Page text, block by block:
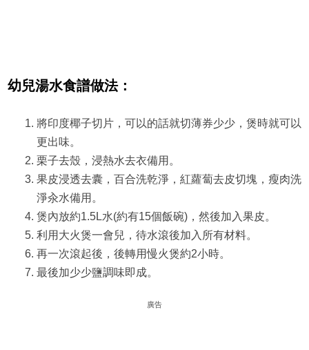
幼兒湯水食譜做法：
將印度椰子切片，可以的話就切薄券少少，煲時就可以
更出味。
栗子去殼，浸熱水去衣備用。
果皮浸透去囊，百合洗乾淨，紅蘿蔔去皮切塊，瘦肉洗
淨汆水備用。
煲內放約1.5L水(約有15個飯碗)，然後加入果皮。
利用大火煲一會兒，待水滾後加入所有材料。
再一次滾起後，後轉用慢火煲約2小時。
最後加少少鹽調味即成。
廣告